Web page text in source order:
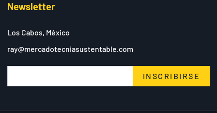
Newsletter
Los Cabos, México
ray@mercadotecniasustentable.com
INSCRIBIRSE